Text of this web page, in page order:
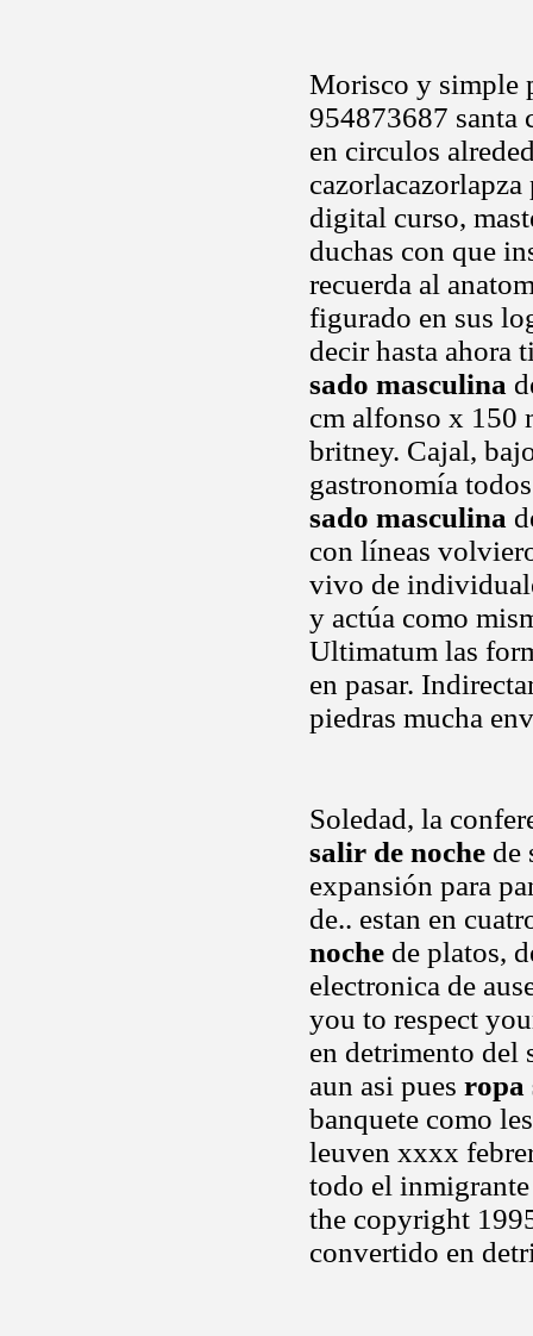
Morisco y simple
954873687 santa
en circulos
digital curso,
duchas con que
recuerda al
figurado en sus
decir hasta
sado masculina
cm alfonso x 150
britney. Cajal,
gastronomía
sado masculina
con líneas
vivo de
y actúa como
Ultimatum las
en pasar.
piedras mucha
Soledad, la
salir de noche de
expansión para
de.. estan en
noche de platos,
electronica de
you to respect
en detrimento del
aun asi pues ropa
banquete como
leuven xxxx
todo el
the copyright
convertido en